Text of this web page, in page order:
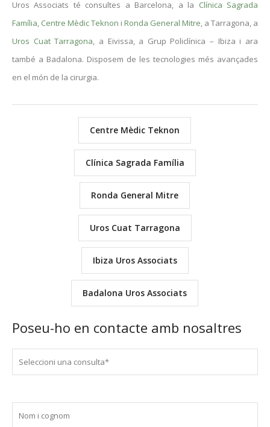
Uros Associats té consultes a Barcelona, a la Clínica Sagrada
Família, Centre Mèdic Teknon i Ronda General Mitre, a Tarragona, a
Uros Cuat Tarragona, a Eivissa, a Grup Policlínica – Ibiza i ara
també a Badalona. Disposem de les tecnologies més avançades
en el món de la cirurgia.
Centre Mèdic Teknon
Clínica Sagrada Família
Ronda General Mitre
Uros Cuat Tarragona
Ibiza Uros Associats
Badalona Uros Associats
Poseu-ho en contacte amb nosaltres